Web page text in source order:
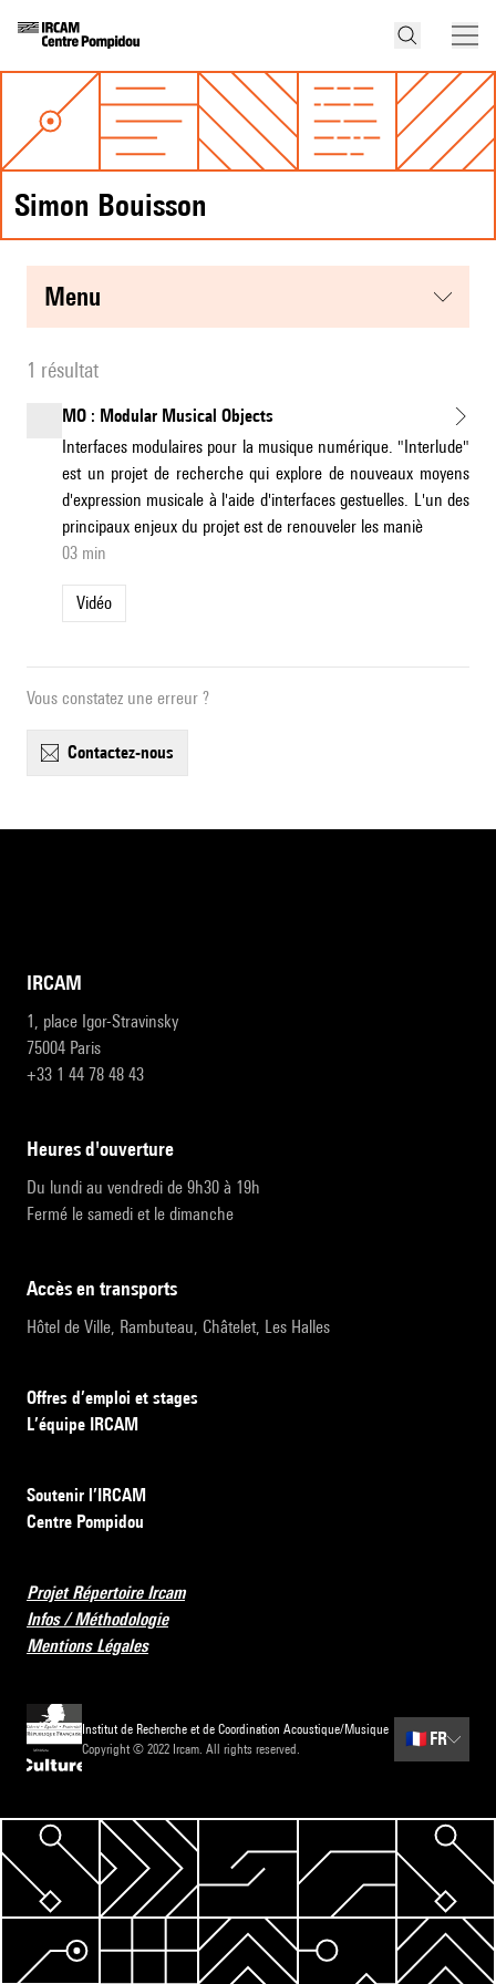
Simon Bouisson
menu
1 résultat
MO : Modular Musical Objects
Interfaces modulaires pour la musique numérique. "Interlude"
est un projet de recherche qui explore de nouveaux moyens
d'expression musicale à l'aide d'interfaces gestuelles. L'un des
principaux enjeux du projet est de renouveler les maniè
03 min
Vidéo
Vous constatez une erreur ?
contactez-nous
IRCAM
1, place Igor-Stravinsky
75004 Paris
+33 1 44 78 48 43
heures d'ouverture
Du lundi au vendredi de 9h30 à 19h
Fermé le samedi et le dimanche
accès en transports
Hôtel de Ville, Rambuteau, Châtelet, Les Halles
Offres d’emploi et stages
L’équipe IRCAM
Soutenir l’IRCAM
Centre Pompidou
Projet Répertoire Ircam
Infos / Méthodologie
Mentions Légales
Institut de Recherche et de Coordination Acoustique/Musique
Copyright © 2022 Ircam. All rights reserved.
🇫🇷 FR